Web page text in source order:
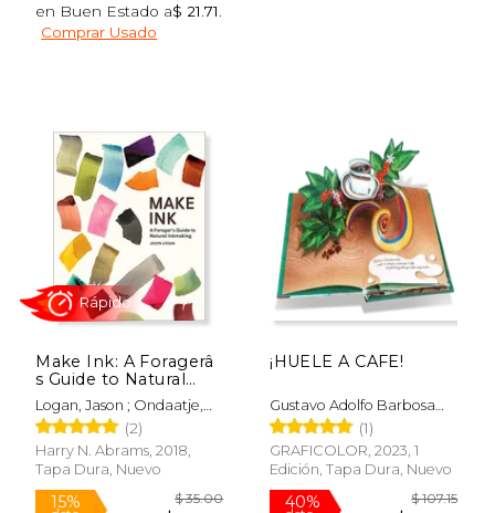
40%
dcto.
$ 54.50
en Buen Estado a$ 21.71
Comprar Usado
40%
dcto. $
Make Ink: A Foragerâ
s Guide to Natural
Inkmaking (en
Inglés)
Logan, Jason ; Ondaatje,
Michael
(2)
Harry N. Abrams, 2018,
Tapa Dura, Nuevo
¡HUELE A CAFE!
Gustavo Adolfo Barbosa
Matallana
(1)
GRAFICOLOR, 2023, 1
Edición, Tapa Dura, Nuevo